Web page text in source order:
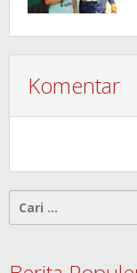
Komentar
untuk: